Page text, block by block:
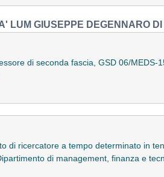
LUM GIUSEPPE DEGENNARO
di seconda fascia, GSD 06/
di ricercatore a tempo determinato in
di management, finanza e